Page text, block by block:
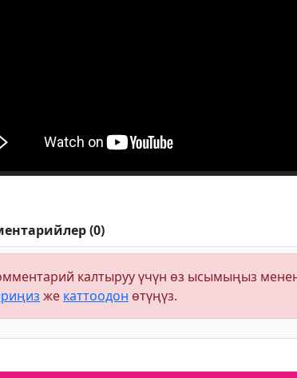
(0)
калтыруу үчүн өз ысымыңыз
же каттоодон өтүңүз.